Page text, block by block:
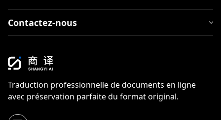
Contactez-nous
Traduction professionnelle de documents en ligne
avec préservation parfaite du format original.